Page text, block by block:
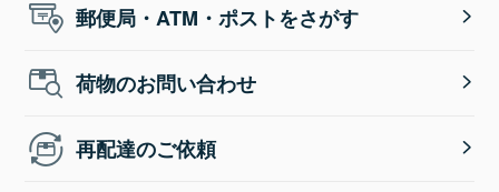
郵便局・ATM・ポストをさがす
荷物のお問い合わせ
再配達のご依頼